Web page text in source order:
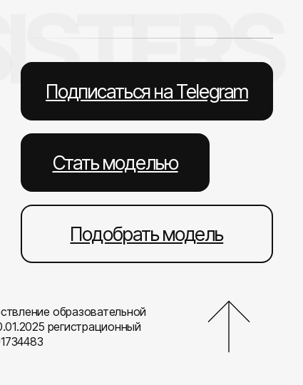
Подписаться на Telegram
Стать моделью
Подобрать модель
образовательной
регистрационный